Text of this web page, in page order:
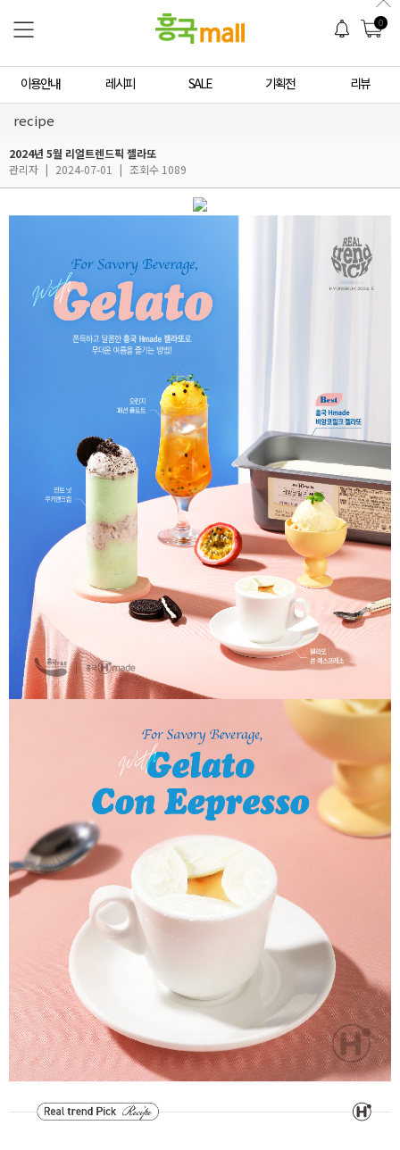
0
이용안내 레시피 SALE 기획전 리뷰
recipe
2024년 5월 리얼트렌드픽 젤라또
관리자 | 2024-07-01 | 조회수 1089